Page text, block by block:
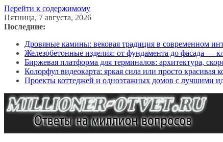
Перейти к содержимому
Пятница, 7 августа, 2026
Последние:
Дровяные камины: вековая традиция в современном
Железобетонные изделия: от фундамента до фасада —
Биржевая платформа для терминалов: архитектура,
Колорфул видеокарта: яркая сила или просто красивая
Проекты коттеджей и одноэтажных домов с лучшими